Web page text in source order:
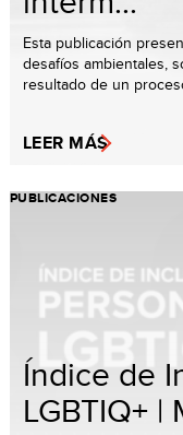
Esta publicación
desafíos ambientales,
resultado de un
LEER MÁS
PUBLICACIONES
Índice de
LGBTIQ+